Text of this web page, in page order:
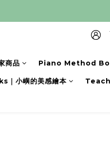
商品 Piano Method
小嶼的美感繪本